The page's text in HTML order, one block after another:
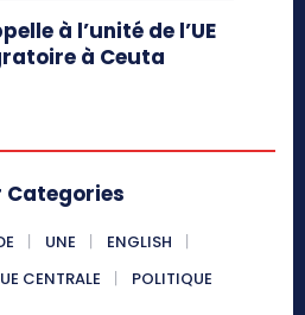
à l’unité de l’UE
à Ceuta
Categories
UNE
ENGLISH
CENTRALE POLITIQUE